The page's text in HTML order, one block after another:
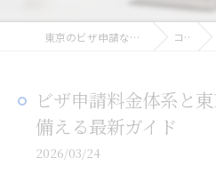
東京のビザ申請なら敬愛行政書士法人 コラム
ビザ申請料金体系と
備える最新ガイド
2026/03/24